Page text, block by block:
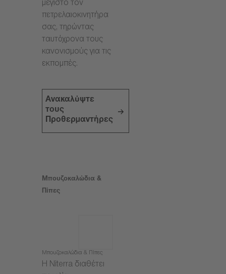
μέγιστο τον
πετρελαιοκινητήρα
σας, τηρώντας
ταυτόχρονα τους
κανονισμούς για τις
εκπομπές.
Ανακαλύψτε
τους
Προθερμαντήρες
Μπουζοκαλώδια &
Πίπες
Μπουζοκαλώδια & Πίπες
Η Niterra διαθέτει